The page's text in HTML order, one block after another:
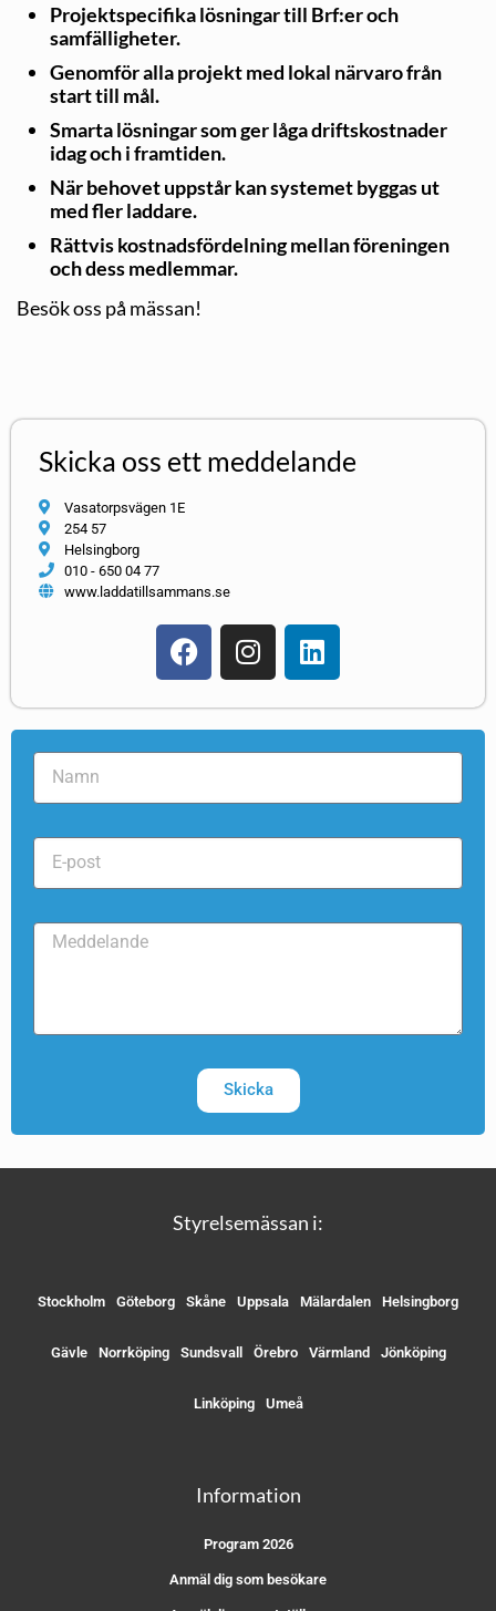
Projektspecifika lösningar till Brf:er och
samfälligheter.
Genomför alla projekt med lokal närvaro från
start till mål.
Smarta lösningar som ger låga driftskostnader
idag och i framtiden.
När behovet uppstår kan systemet byggas ut
med fler laddare.
Rättvis kostnadsfördelning mellan föreningen
och dess medlemmar.
Besök oss på mässan!
Skicka oss ett meddelande
Vasatorpsvägen 1E
254 57
Helsingborg
010 - 650 04 77
www.laddatillsammans.se
Skicka
Styrelsemässan i:
Stockholm Göteborg Skåne Uppsala Mälardalen Helsingborg
Gävle Norrköping Sundsvall Örebro Värmland Jönköping
Linköping Umeå
Information
Program 2026
Anmäl dig som besökare